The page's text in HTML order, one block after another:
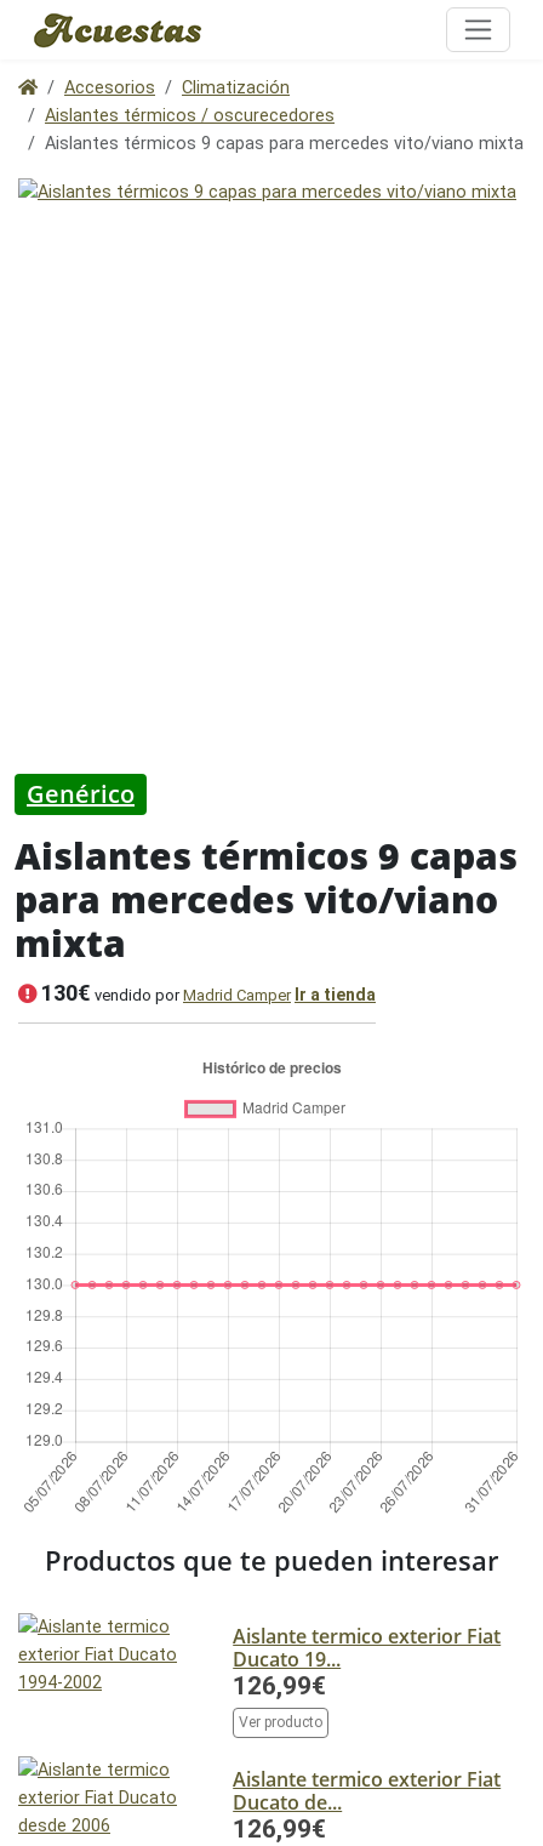
Accesorios
Climatización
Aislantes térmicos / oscurecedores
Aislantes térmicos 9 capas para mercedes vito/viano mixta
Genérico
Aislantes térmicos 9 capas
para mercedes vito/viano
mixta
130€ vendido porMadrid Camper Ir a tienda
Productos que te pueden interesar
Aislante termico exterior Fiat
Ducato 19...
126,99€
Ver producto
Aislante termico exterior Fiat
Ducato de...
126,99€